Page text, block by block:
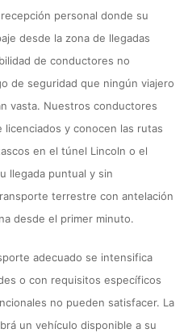
personal donde su
desde la zona de llegadas
de conductores no
de seguridad que ningún viajero
vasta. Nuestros conductores
y conocen las rutas
en el túnel Lincoln o el
llegada puntual y sin
terrestre con antelación
desde el primer minuto.
adecuado se intensifica
o con requisitos específicos
no pueden satisfacer. La
un vehículo disponible a su